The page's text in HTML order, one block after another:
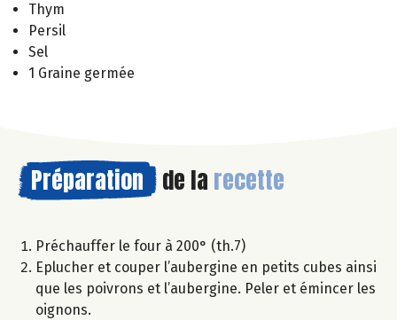
Thym
Persil
Sel
1 Graine germée
Préparation de la recette
Préchauffer le four à 200° (th.7)
Eplucher et couper l’aubergine en petits cubes ainsi
que les poivrons et l’aubergine. Peler et émincer les
oignons.